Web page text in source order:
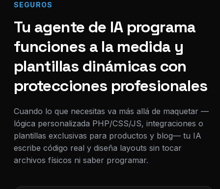
SEGUROS
Tu agente de IA programa
funciones a la medida y
plantillas dinámicas con
protecciones profesionales
Cuando lo que necesitas va más allá de maquetar —
lógica personalizada PHP/CSS/JS, integraciones o
plantillas exclusivas para productos y blog— tu IA
escribe código real y diseña layouts sin tocar
archivos físicos ni saber programar.